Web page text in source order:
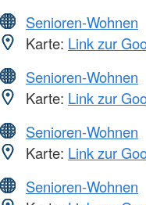
Senioren-Wohnen
Karte: Link zur
Senioren-Wohnen
Karte: Link zur
Senioren-Wohnen
Karte: Link zur
Senioren-Wohnen